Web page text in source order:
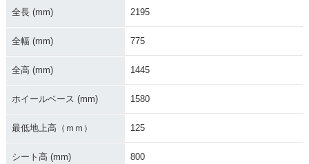
2005年 TMAX SPE
CIAL・特別・限定仕
2005年 TMAX・フ
全長 (mm) 2195
全幅 (mm) 775
全高 (mm) 1445
ホイールベース (mm) 1580
最低地上高（ｍｍ） 125
シート高 (mm) 800